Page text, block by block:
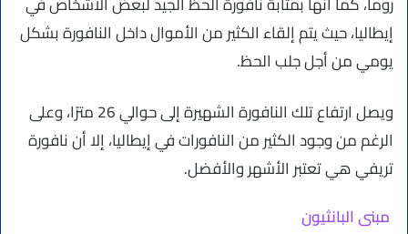
إيطاليا، حيث يتم إلقاء الكثير من الأموال داخل النافورة بشكل
يومي من أجل جلب الحظ.
ويصل ارتفاع تلك النافورة الشهيرة إلى حوالي 26 مترًا، وعلى
الرغم من وجود الكثير من النافورات في إيطاليا، إلا أن نافورة
تريفي هي تعتبر الأشهر والأفضل.
مبنى البانثيون